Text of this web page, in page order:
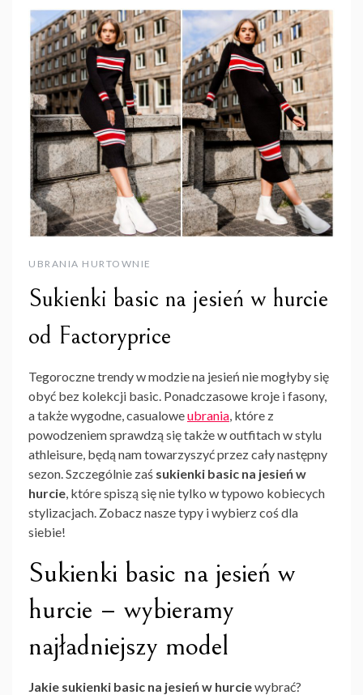
UBRANIA HURTOWNIE
Sukienki basic na jesień w hurcie
od Factoryprice
Tegoroczne trendy w modzie na jesień nie mogłyby się
obyć bez kolekcji basic. Ponadczasowe kroje i fasony,
a także wygodne, casualoweubrania, które z
powodzeniem sprawdzą się także w outfitach w stylu
athleisure, będą nam towarzyszyć przez cały następny
sezon. Szczególnie zaś sukienki basic na jesień w
hurcie, które spiszą się nie tylko w typowo kobiecych
stylizacjach. Zobacz nasze typy i wybierz coś dla
siebie!
Sukienki basic na jesień w
hurcie – wybieramy
najładniejszy model
Jakie sukienki basic na jesień w hurciewybrać?